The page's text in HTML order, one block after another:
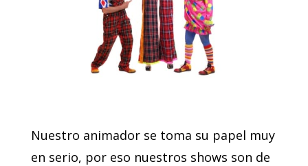
Nuestro animador se toma su papel muy
en serio, por eso nuestros shows son de